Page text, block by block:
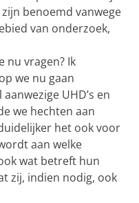
benoemd vanwege
van onderzoek,
nu vragen? Ik
we nu gaan
UHD’s en
we hechten aan
het ook voor
aan welke
wat betreft hun
zij, indien nodig, ook